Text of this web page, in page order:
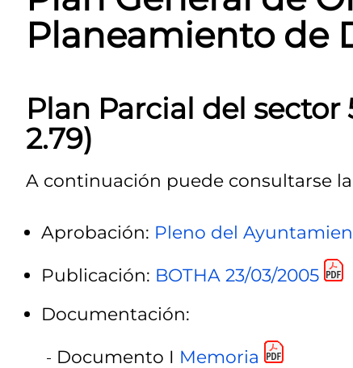
Planeamiento de
Plan Parcial del sector
2.79)
A continuación puede consultarse
Aprobación: Pleno del
Publicación: BOTHA 23/03/2005
Documentación:
Documento I Memoria